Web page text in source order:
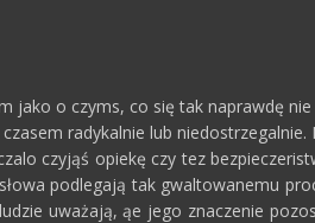
jako o czyms, co się tak naprawdę
radykalnie lub
czyjąś opiekę czy tez
podlegają tak gwaltowanemu
uważają, ąe jego znaczenie